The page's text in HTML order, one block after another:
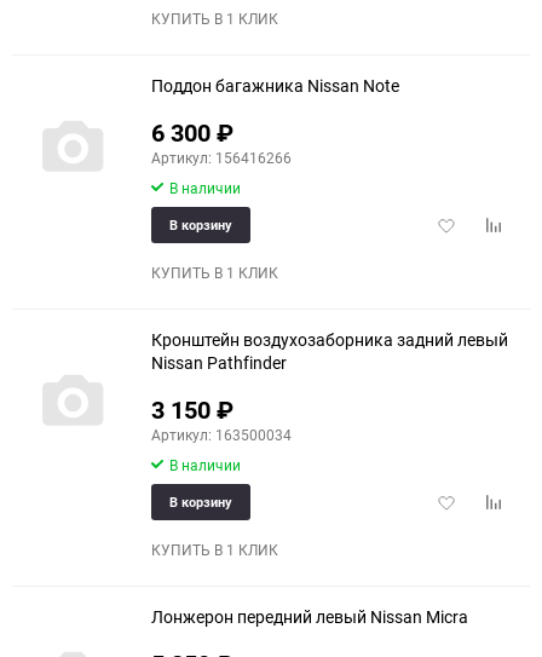
КУПИТЬ В 1 КЛИК
Поддон багажника Nissan Note
6 300₽
Артикул: 156416266
В наличии
Добавить
В корзину
КУПИТЬ В 1 КЛИК
Кронштейн воздухозаборника задний левый
Nissan Pathfinder
3 150₽
Артикул: 163500034
В наличии
Добавить
В корзину
КУПИТЬ В 1 КЛИК
Лонжерон передний левый Nissan Micra